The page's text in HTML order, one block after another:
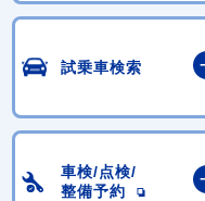
試乗車検索
車検/点検/
整備予約